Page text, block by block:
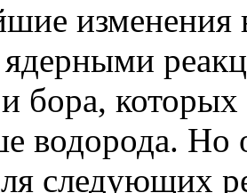
изменения
ядерными
бора,
водорода. Но
следующих